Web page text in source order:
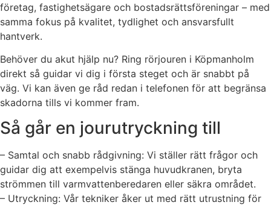
företag, fastighetsägare och bostadsrättsföreningar – med
samma fokus på kvalitet, tydlighet och ansvarsfullt
hantverk.
Behöver du akut hjälp nu? Ring rörjouren i Köpmanholm
direkt så guidar vi dig i första steget och är snabbt på
väg. Vi kan även ge råd redan i telefonen för att begränsa
skadorna tills vi kommer fram.
Så går en jourutryckning till
– Samtal och snabb rådgivning: Vi ställer rätt frågor och
guidar dig att exempelvis stänga huvudkranen, bryta
strömmen till varmvattenberedaren eller säkra området.
– Utryckning: Vår tekniker åker ut med rätt utrustning för